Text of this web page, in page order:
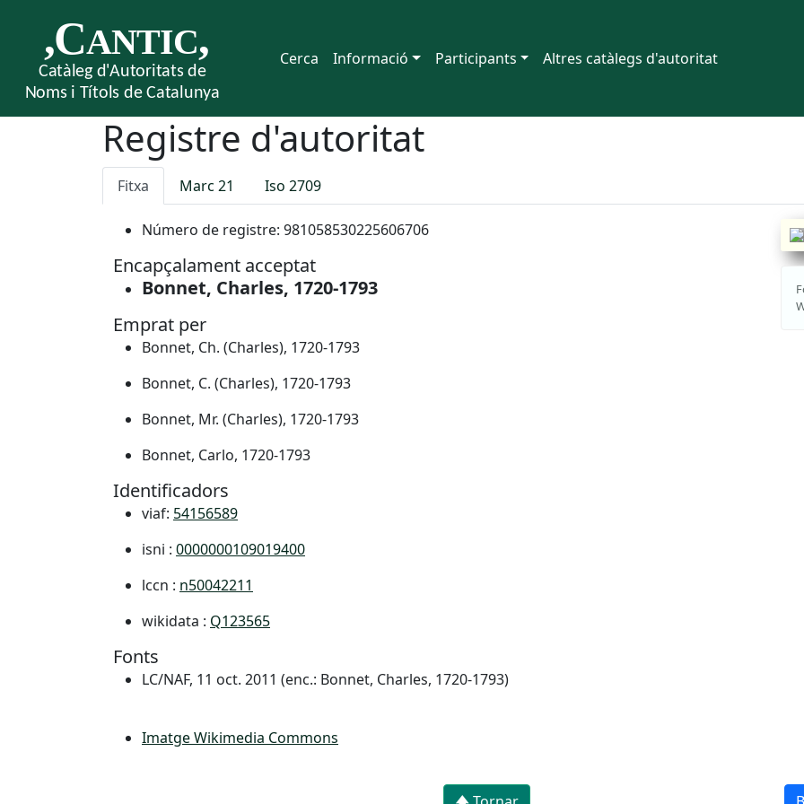
Cerca Informació Participants Altres catàlegs d'autoritat
Registre d'autoritat
Fitxa Marc 21 Iso 2709
Número de registre: 981058530225606706
Encapçalament acceptat
Bonnet, Charles, 1720-1793
Emprat per
Bonnet, Ch. (Charles), 1720-1793
Bonnet, C. (Charles), 1720-1793
Bonnet, Mr. (Charles), 1720-1793
Bonnet, Carlo, 1720-1793
Identificadors
viaf: 54156589
isni : 0000000109019400
lccn : n50042211
wikidata : Q123565
Fonts
LC/NAF, 11 oct. 2011 (enc.: Bonnet, Charles, 1720-1793)
Imatge Wikimedia Commons